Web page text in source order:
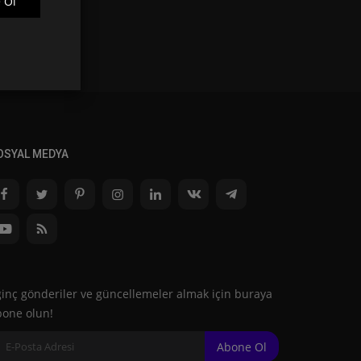
MEDYA
gönderiler ve güncellemeler almak için buraya
olun!
Abone Ol